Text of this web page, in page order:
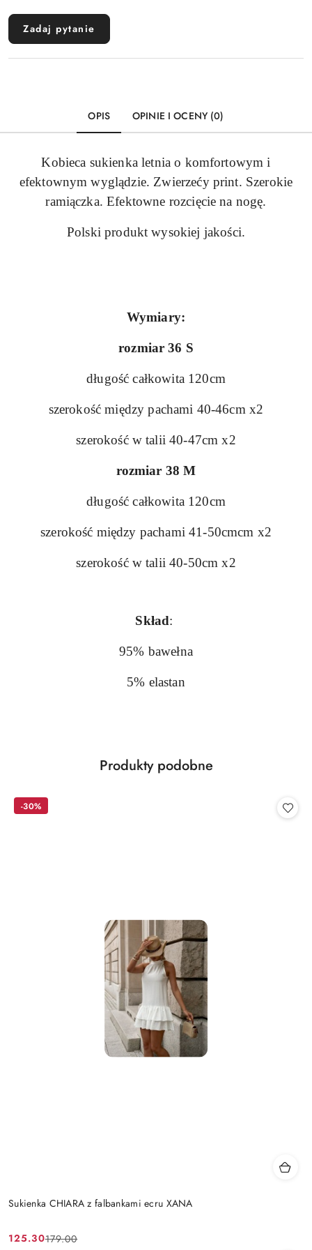
Zadaj pytanie
OPIS OPINIE I OCENY (0)
Kobieca sukienka letnia o komfortowym i
efektownym wyglądzie. Zwierzećy print. Szerokie
ramiączka. Efektowne rozcięcie na nogę.
Polski produkt wysokiej jakości.
Wymiary:
rozmiar 36 S
długość całkowita 120cm
szerokość między pachami 40-46cm x2
szerokość w talii 40-47cm x2
rozmiar 38 M
długość całkowita 120cm
szerokość między pachami 41-50cmcm x2
szerokość w talii 40-50cm x2
Skład:
95% bawełna
5% elastan
Pomiń karuzelę produktów
Produkty
Produkty podobne
Sukienka CHIARA z falbankami ecru XANA
Cena
125.30
Cena
179.00
-30%